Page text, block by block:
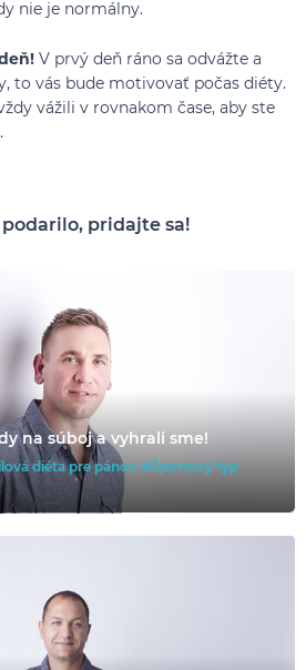
nie je normálny.
V prvý deň ráno sa odvážte a
to vás bude motivovať počas diéty.
vážili v rovnakom čase, aby ste
podarilo, pridajte sa!
na súboj a vyhrali sme!
diéta pre pánov #Športový typ